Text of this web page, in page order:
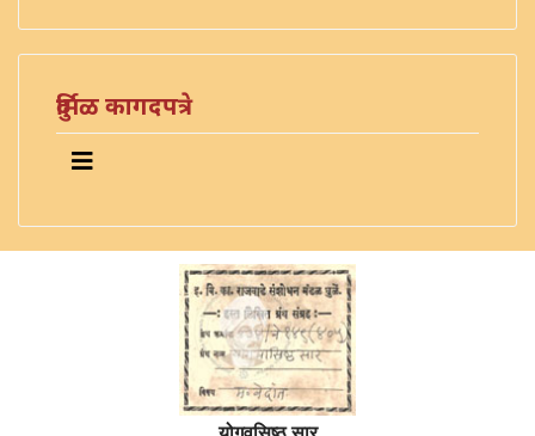
दुर्मिळ कागदपत्रे